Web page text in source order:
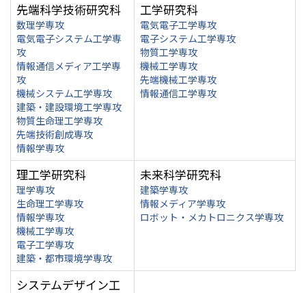
先端科学技術研究科
数理学専攻
電気電子システム工学専
攻
情報通信メディア工学専
攻
機械システム工学専攻
建築・建設環境工学専攻
物質生命理工学専攻
先端技術創成専攻
情報学専攻
工学研究科
電気電子工学専攻
電子システム工学専攻
物質工学専攻
機械工学専攻
先端機械工学専攻
情報通信工学専攻
理工学研究科
理学専攻
生命理工学専攻
情報学専攻
機械工学専攻
電子工学専攻
建築・都市環境学専攻
未来科学研究科
建築学専攻
情報メディア学専攻
ロボット・メカトロニクス学専攻
システムデザイン工